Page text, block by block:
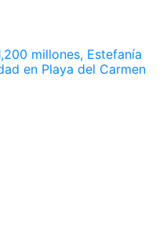
millones, Estefanía
en Playa del Carmen